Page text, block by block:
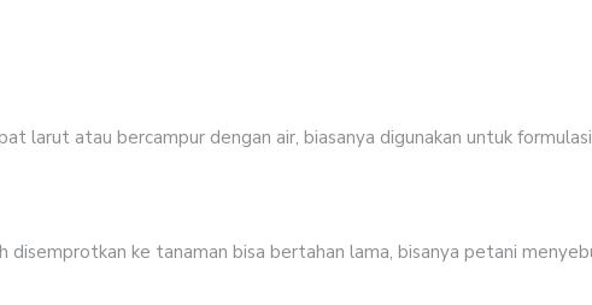
larut atau bercampur dengan air, biasanya digunakan untuk formulasi
disemprotkan ke tanaman bisa bertahan lama, bisanya petani